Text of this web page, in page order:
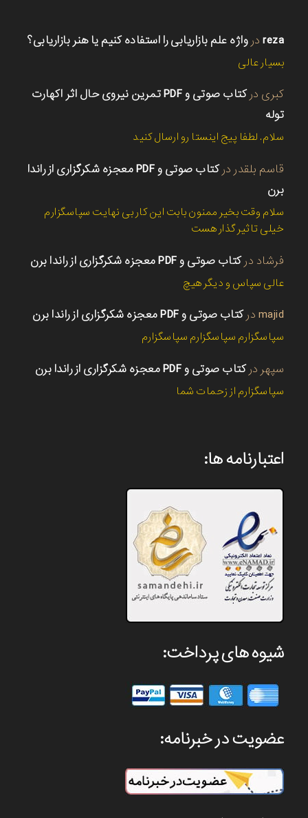
reza در واژه علم بازاریابی را استفاده کنیم یا هنر بازاریابی؟
بسیار عالی
کبری در
کتاب صوتی و PDF تمرین نیروی حال اثر اکهارت
توله
سلام. لطفا پیج اینستا رو ارسال کنید
قاسم بلقدر در
کتاب صوتی و PDF معجزه شکرگزاری از راندا
برن
سلام وقت بخیر ممنون بابت این کار بی نهایت سپاسگزارم
خیلی تاثیر گذار هست
فرشاد درکتاب صوتی و PDF معجزه شکرگزاری از راندا برن
عالی سپاس و دیگر هیچ
majid درکتاب صوتی و PDF معجزه شکرگزاری از راندا برن
سپاسگزارم سپاسگزارم سپاسگزارم
سپهر درکتاب صوتی و PDF معجزه شکرگزاری از راندا برن
سپاسگزارم از زحمات شما
اعتبارنامه ها:
شیوه های پرداخت:
عضویت در خبرنامه: